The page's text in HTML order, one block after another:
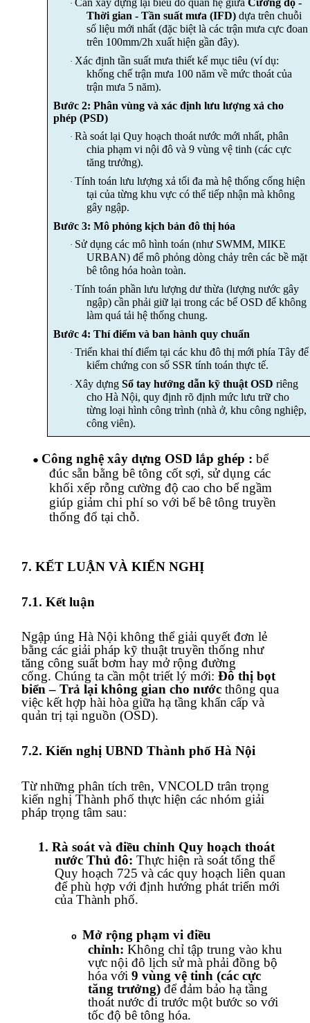
· Cần xây dựng lại biểu đồ quan hệ giữa Cường độ -
Thời gian - Tần suất mưa (IFD)dựa trên chuỗi
số liệu mới nhất (đặc biệt là các trận mưa cực đoan
trên 100mm/2h xuất hiện gần đây).
· Xác định tần suất mưa thiết kế mục tiêu (ví dụ:
khống chế trận mưa 100 năm về mức thoát của
trận mưa 5 năm).
Bước 2: Phân vùng và xác định lưu lượng xả cho
phép (PSD)
· Rà soát lại Quy hoạch thoát nước mới nhất, phân
chia phạm vi nội đô và 9 vùng vệ tinh (các cực
tăng trưởng).
· Tính toán lưu lượng xả tối đa mà hệ thống cống hiện
tại của từng khu vực có thể tiếp nhận mà không
gây ngập.
Bước 3: Mô phỏng kịch bản đô thị hóa
· Sử dụng các mô hình toán (như SWMM, MIKE
URBAN) để mô phỏng dòng chảy trên các bề mặt
bê tông hóa hoàn toàn.
· Tính toán phần lưu lượng dư thừa (lượng nước gây
ngập) cần phải giữ lại trong các bể OSD để không
làm quá tải hệ thống chung.
Bước 4: Thí điểm và ban hành quy chuẩn
· Triển khai thí điểm tại các khu đô thị mới phía Tây để
kiểm chứng con số SSR tính toán thực tế.
· Xây dựng Sổ tay hướng dẫn kỹ thuật OSD riêng
cho Hà Nội, quy định rõ định mức lưu trữ cho
từng loại hình công trình (nhà ở, khu công nghiệp,
công viên).
● Công nghệ xây dựng OSD lắp ghép : bể
đúc sẵn bằng bê tông cốt sợi, sửdụng các
khối xếp rỗng cường độ cao cho bể ngầm
giúp giảm chi phí so với bể bê tông truyền
thống đổ tại chỗ.
7. KẾT LUẬN VÀ KIẾN NGHỊ
7.1. Kết luận
Ngập úng Hà Nội không thể giải quyết đơn lẻ
bằng các giải pháp kỹ thuật truyền thống như
tăng công suất bơm hay mở rộng đường
cống. Chúng ta cần một triết lý mới: Đô thị bọt
biển – Trả lại không gian cho nước thông qua
việc kết hợp hài hòa giữa hạ tầng khẩn cấp và
quản trị tại nguồn (OSD).
7.2. Kiến nghị UBND Thành phố Hà Nội
Từ những phân tích trên, VNCOLD trân trọng
kiến nghị Thành phố thực hiện các nhóm giải
pháp trọng tâm sau:
1. Rà soát và điều chỉnh Quy hoạch thoát
nước Thủ đô: Thực hiện rà soát tổng thể
Quy hoạch 725 và các quy hoạch liên quan
để phù hợp với định hướng phát triển mới
của Thành phố.
o Mở rộng phạm vi điều
chỉnh: Không chỉ tập trung vào khu
vực nội đô lịch sử mà phải đồng bộ
hóa với 9 vùng vệ tinh (các cực
tăng trưởng) để đảm bảo hạ tầng
thoát nước đi trước một bước so với
tốc độ bê tông hóa.